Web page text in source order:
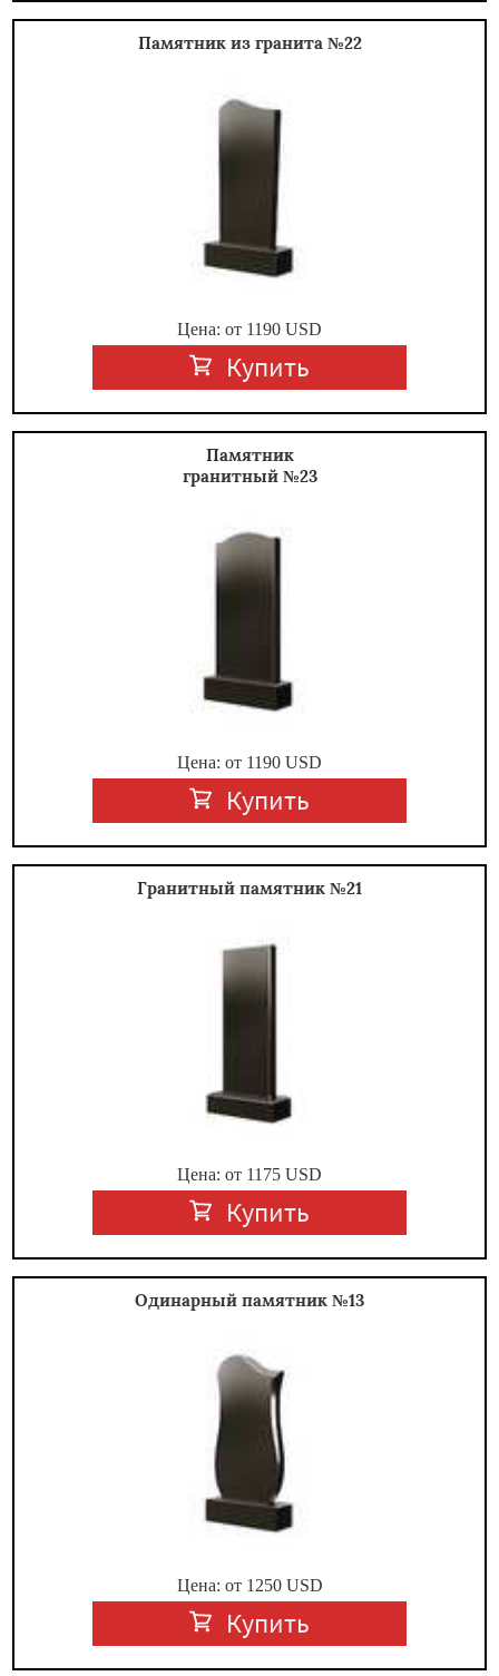
Памятник из гранита №22
Цена: от 1190 USD
Купить
Памятник
гранитный №23
Цена: от 1190 USD
Купить
Гранитный памятник №21
Цена: от 1175 USD
Купить
Одинарный памятник №13
Цена: от 1250USD
Купить